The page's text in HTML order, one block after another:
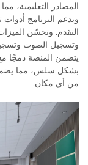
المصادر التعليمية،
ويدعم البرنامج أدوات
التقدم. وتحسّن
وتسجيل الصوت
يتضمن المنصة دمجًا
بشكل سلس، مما يضمن
من أي مكان.